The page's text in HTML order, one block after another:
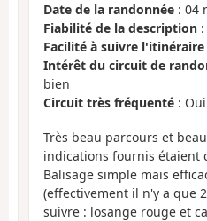
Date de la randonnée : 04
Fiabilité de la description
Facilité à suivre l'itinéraire
Intérêt du circuit de
bien
Circuit très fréquenté : Oui
Très beau parcours et
indications fournis étaient
Balisage simple mais
(effectivement il n'y a que
suivre : losange rouge et